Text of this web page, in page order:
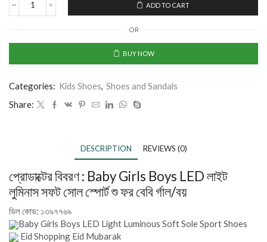
ADD TO CART
OR
BUY NOW
Categories: Kids Shoes, Shoes and Sandals
Share:
DESCRIPTION REVIEWS (0)
প্রোডাক্টের বিবরণ : Baby Girls Boys LED লাইট
লুমিনাস সফট সোল স্পোর্ট শু ফর বেবি র্গাল/বয়
ডিল কোড: ১৩৯৭৭৬৯
Baby Girls Boys LED Light Luminous Soft Sole Sport Shoes
Eid Shopping Eid Mubarak